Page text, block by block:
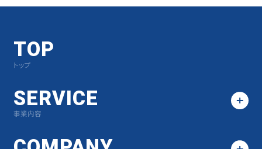
TOP
トップ
SERVICE
事業内容